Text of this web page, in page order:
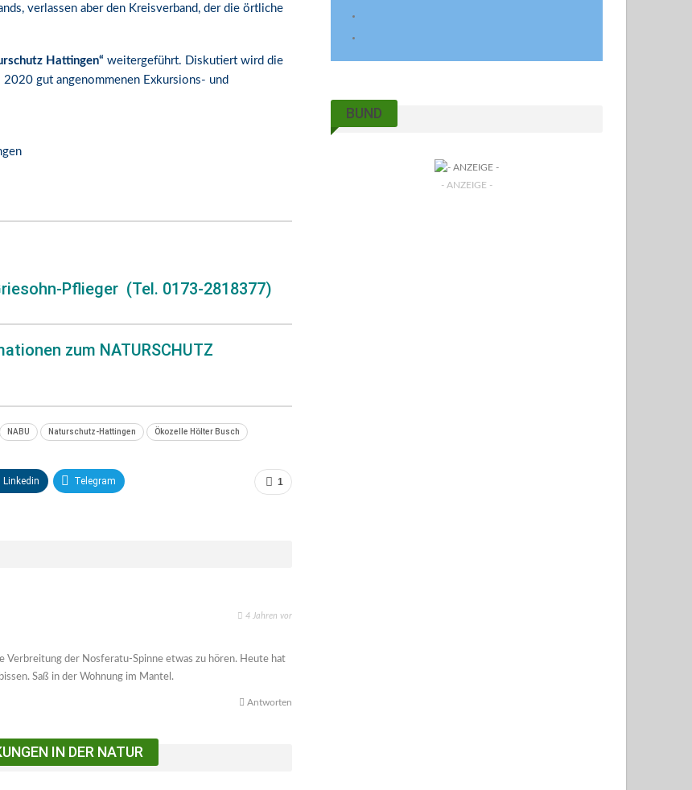
verlassen aber den Kreisverband, der die örtliche
Hattingen“ weitergeführt. Diskutiert wird die
gut angenommenen Exkursions- und
Pflieger (Tel. 0173-2818377)
zum NATURSCHUTZ
NABU Naturschutz-Hattingen Ökozelle Hölter Busch
1
Linkedin Telegram
4 Jahren vor
Verbreitung der Nosferatu-Spinne etwas zu hören. Heute hat
Saß in der Wohnung im Mantel.
Antworten
IN DER NATUR
BUND
- ANZEIGE -